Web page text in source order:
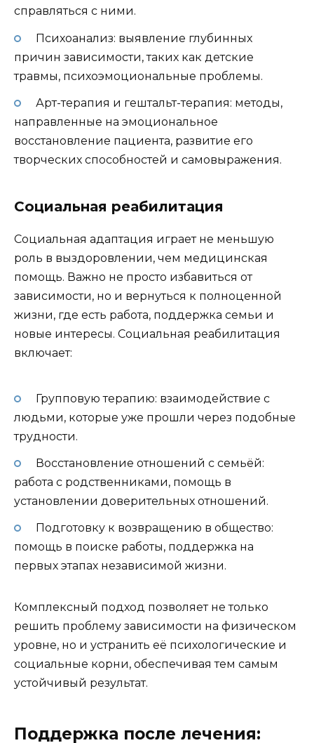
справляться с ними.
Психоанализ: выявление глубинных
причин зависимости, таких как детские
травмы, психоэмоциональные проблемы.
Арт-терапия и гештальт-терапия: методы,
направленные на эмоциональное
восстановление пациента, развитие его
творческих способностей и самовыражения.
Социальная реабилитация
Социальная адаптация играет не меньшую
роль в выздоровлении, чем медицинская
помощь. Важно не просто избавиться от
зависимости, но и вернуться к полноценной
жизни, где есть работа, поддержка семьи и
новые интересы. Социальная реабилитация
включает:
Групповую терапию: взаимодействие с
людьми, которые уже прошли через подобные
трудности.
Восстановление отношений с семьёй:
работа с родственниками, помощь в
установлении доверительных отношений.
Подготовку к возвращению в общество:
помощь в поиске работы, поддержка на
первых этапах независимой жизни.
Комплексный подход позволяет не только
решить проблему зависимости на физическом
уровне, но и устранить её психологические и
социальные корни, обеспечивая тем самым
устойчивый результат.
Поддержка после лечения: